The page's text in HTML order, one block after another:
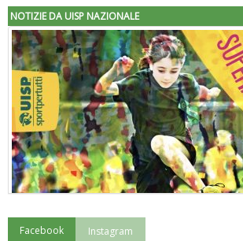
NOTIZIE DA UISP NAZIONALE
"Superare gli ostacoli": la relazione di Tiziano
Facebook Instagram